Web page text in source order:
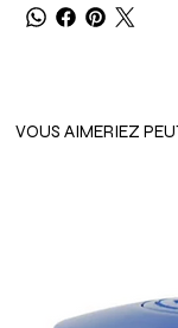
VOUS AIMERIEZ